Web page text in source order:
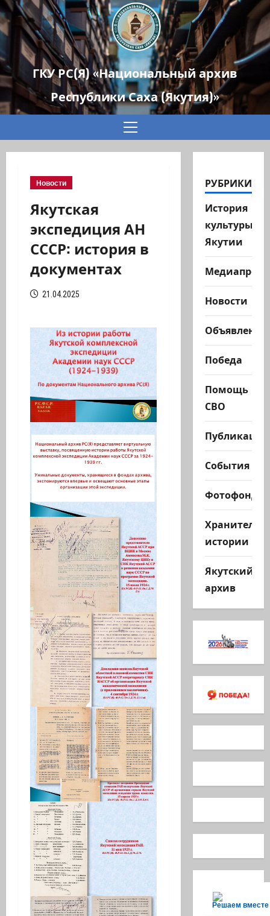
ГКУ РС(Я) «Национальный архив
Республики Саха (Якутия)»
Основное
Новости
Якутская
экспедиция АН
СССР: история в
документах
21.04.2025
РУБРИКИ
История
культуры
Якутии
Новости
Объявления
Победа
Помощь
СВО
Публикации
События
Фотофонд
Хранители
истории
Якутский
архив
Решаем вместе